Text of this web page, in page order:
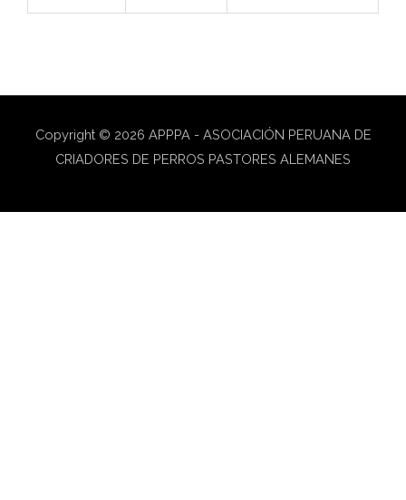
Copyright © 2026 APPPA - ASOCIACIÓN PERUANA DE
CRIADORES DE PERROS PASTORES ALEMANES